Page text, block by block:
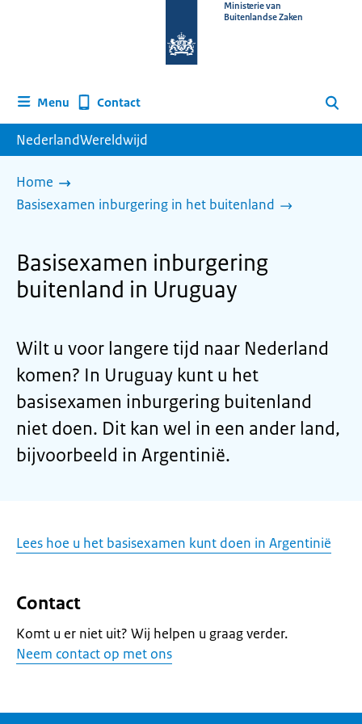
homepage
Ministerie van
Buitenlandse Zaken
Menu Contact Zoeken
NederlandWereldwijd
Home
Basisexamen inburgering in het buitenland
Basisexamen inburgering
buitenland in Uruguay
Wilt u voor langere tijd naar Nederland
komen? In Uruguay kunt u het
basisexamen inburgering buitenland
niet doen. Dit kan wel in een ander land,
bijvoorbeeld in Argentinië.
Lees hoe u het basisexamen kunt doen in Argentinië
Contact
Komt u er niet uit? Wij helpen u graag verder.
Neem contact op met ons